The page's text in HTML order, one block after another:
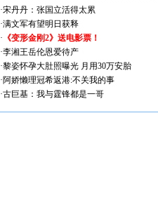
·宋丹丹：张国立活得太累
·满文军有望明日获释
· 《变形金刚2》送电影票！
·李湘王岳伦恩爱待产
·黎姿怀孕大肚照曝光 月用30万安胎
·阿娇懒理冠希返港:不关我的事
·古巨基：我与霆锋都是一哥